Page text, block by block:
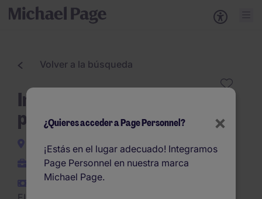
Volver a la búsqueda
Ingeniero desarrollo
producto (Cerámica)
Toledo
Permanente
EUR35.000 -
×
¿Quieres acceder a Page Personnel?
¡Estás en el lugar adecuado! Integramos
Page Personnel en nuestra marca
Michael Page.